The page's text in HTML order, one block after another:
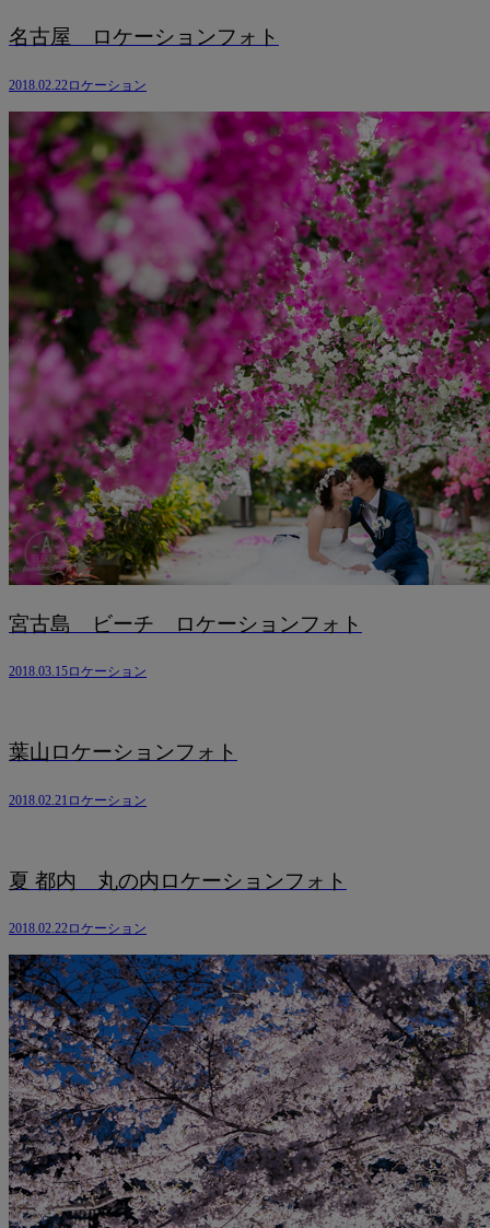
名古屋 ロケーションフォト
2018.02.22ロケーション
宮古島 ビーチ ロケーションフォト
2018.03.15ロケーション
葉山ロケーションフォト
2018.02.21 ロケーション
夏 都内 丸の内ロケーションフォト
2018.02.22ロケーション